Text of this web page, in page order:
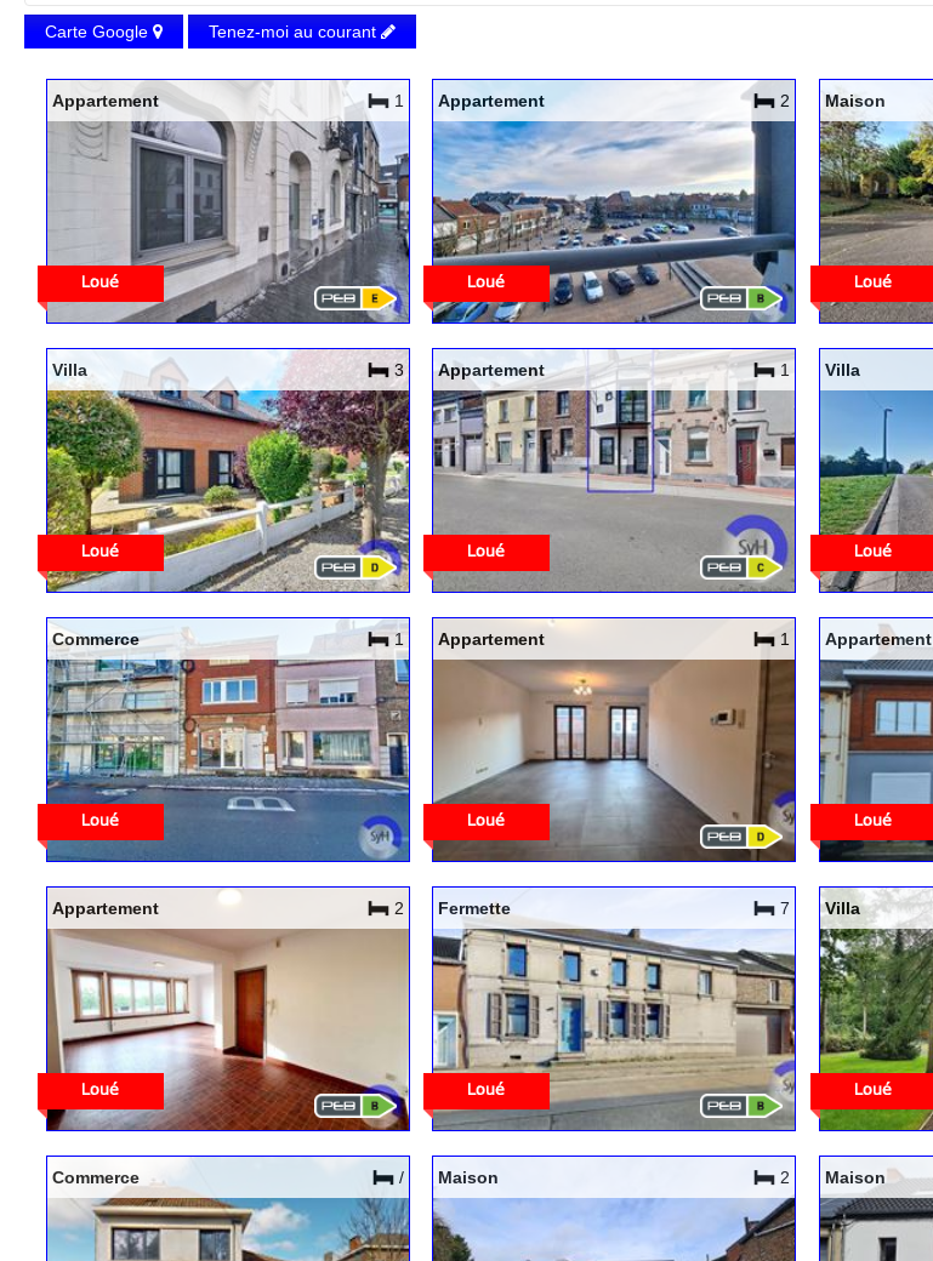
Carte Google Tenez-moi au courant
Appartement 1 Appartement 2 Maison
Villa 3 Appartement 1 Villa
Commerce 1 Appartement 1 Appartement
Appartement 2 Fermette 7 Villa
Commerce / Maison 2 Maison